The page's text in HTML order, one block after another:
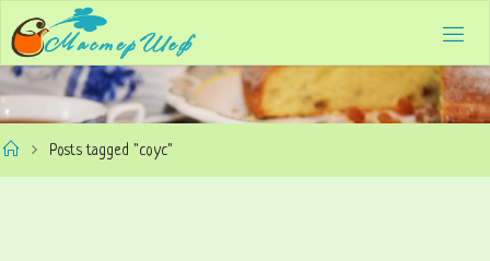
to
content
HomePosts tagged "соус"